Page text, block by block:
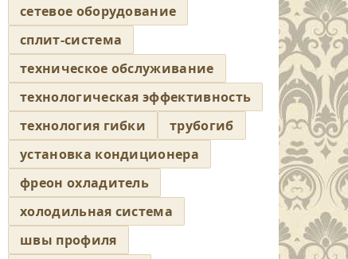
сетевое оборудование
сплит-система
техническое обслуживание
технологическая эффективность
технология гибки
трубогиб
установка кондиционера
фреон охладитель
холодильная система
швы профиля